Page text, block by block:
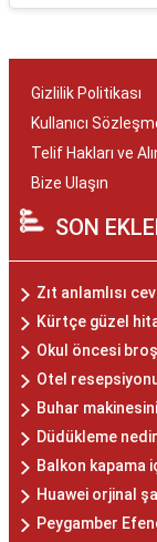
Gizlilik Politikası
Kullanıcı
Telif Hakları ve
Bize Ulaşın
SON
Zıt anlamlısı
Kürtçe güzel
Okul öncesi
Otel
Buhar
Düdükleme
Balkon kapama
Huawei orjinal
Peygamber